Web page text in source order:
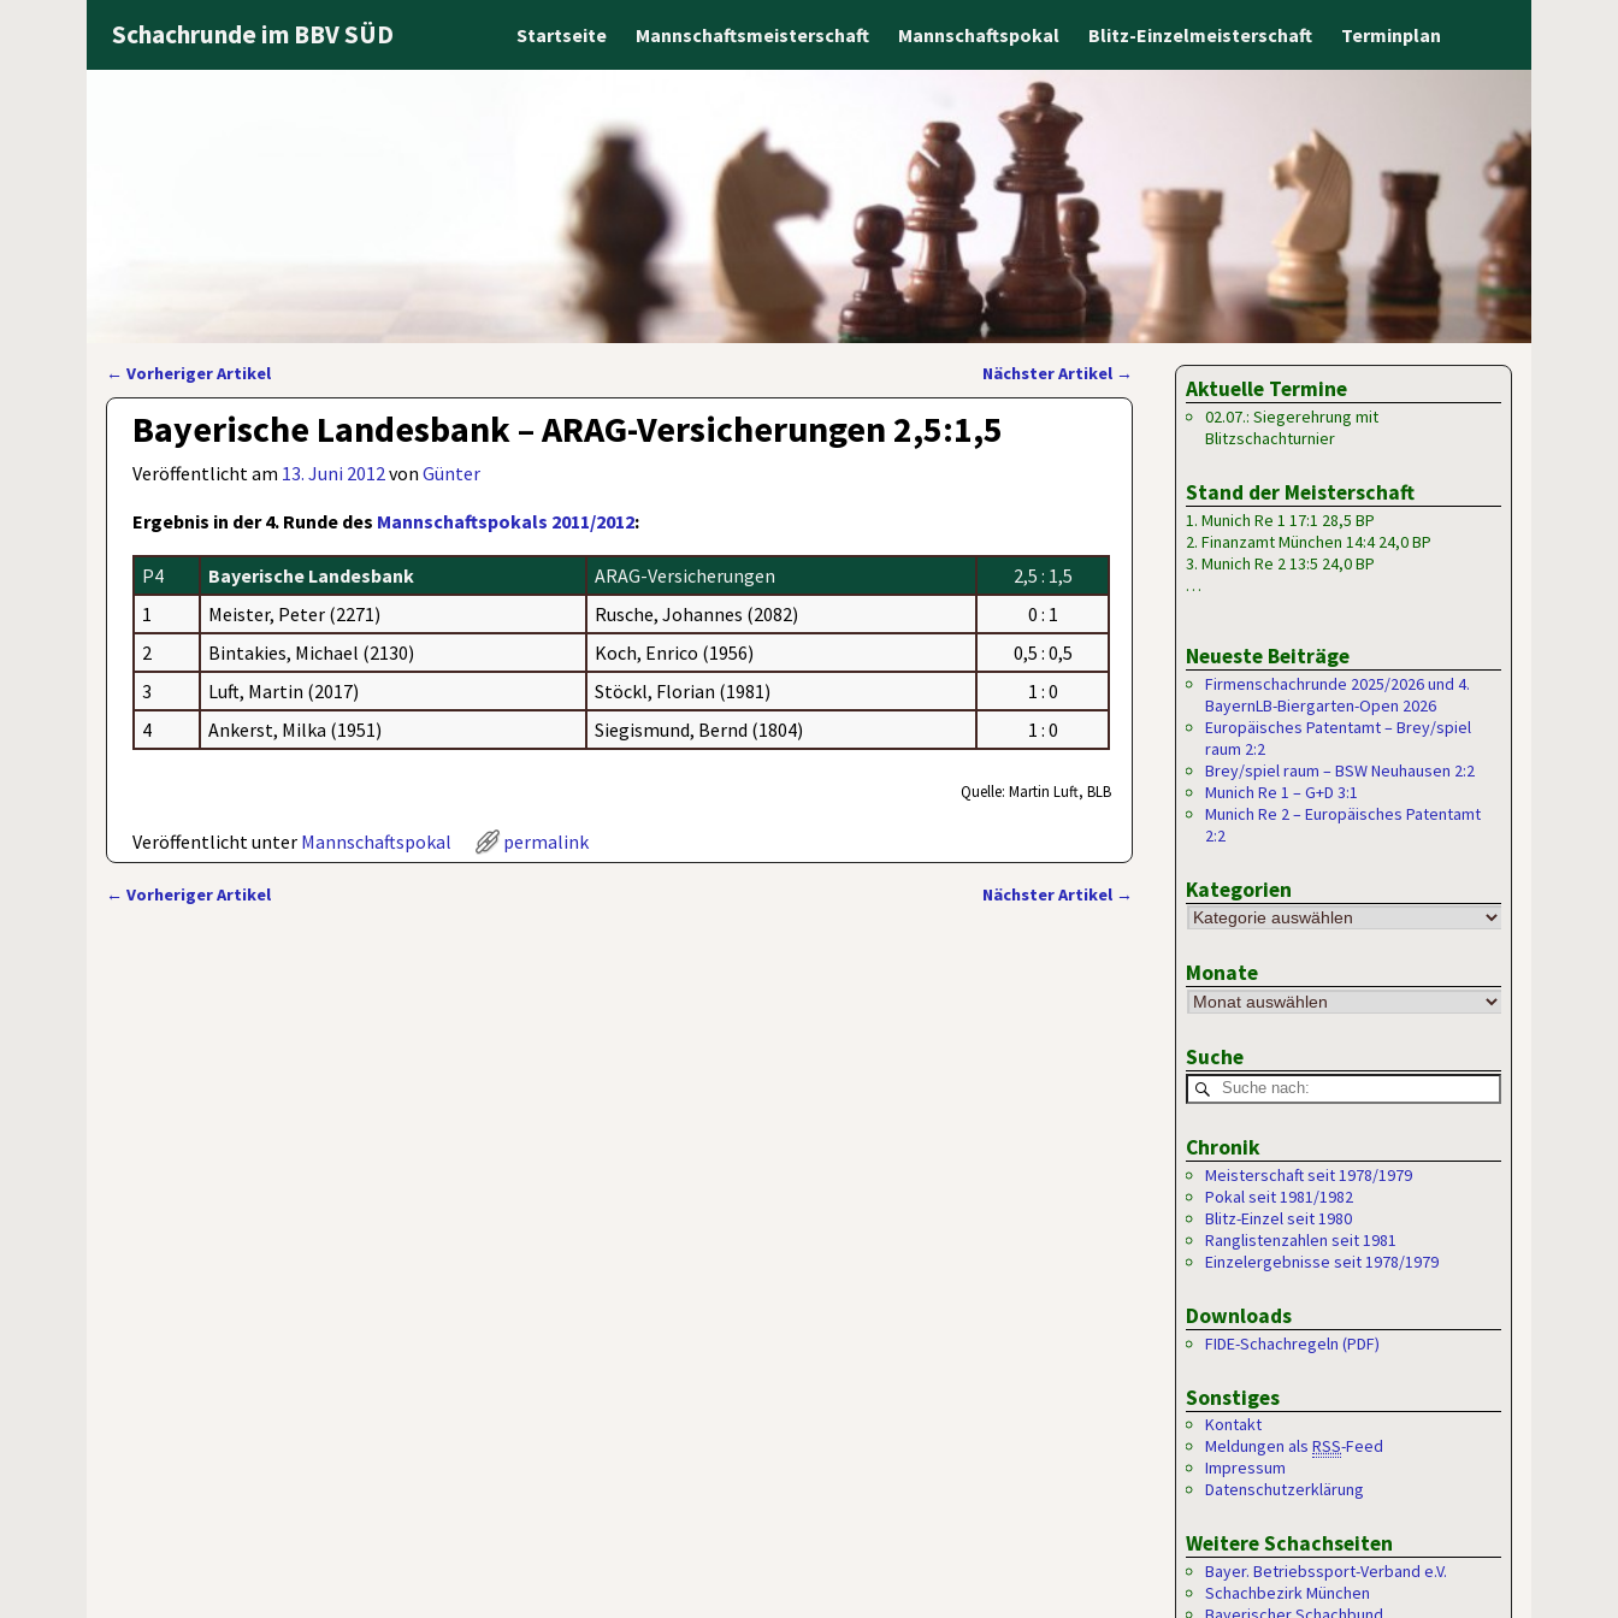
Schachrunde im BBV SÜD Startseite Mannschaftsmeisterschaft Mannschaftspokal Blitz-Einzelmeisterschaft Terminplan
Artikelnavigation
← Vorheriger Artikel Nächster Artikel →
Bayerische Landesbank – ARAG-Versicherungen 2,5:1,5
Veröffentlicht am 13. Juni 2012 vonGünter
Ergebnis in der 4. Runde des Mannschaftspokals 2011/2012:
P4 Bayerische Landesbank ARAG-Versicherungen
2,5 : 1,5
1
Meister, Peter (2271) Rusche, Johannes (2082)
0 : 1
2
Bintakies, Michael (2130) Koch, Enrico (1956)
0,5 : 0,5
3
Luft, Martin (2017) Stöckl, Florian (1981)
1 : 0
4
Ankerst, Milka (1951) Siegismund, Bernd (1804) 1 : 0
Quelle: Martin Luft, BLB
Veröffentlicht unter Mannschaftspokal permalink
← Vorheriger Artikel Nächster Artikel →
Aktuelle Termine
02.07.: Siegerehrung mit
Blitzschachturnier
Stand der Meisterschaft
1. Munich Re 1 17:1 28,5 BP
2. Finanzamt München 14:4 24,0 BP
3. Munich Re 2 13:5 24,0 BP
…
Neueste Beiträge
Firmenschachrunde 2025/2026 und 4.
BayernLB-Biergarten-Open 2026
Europäisches Patentamt – Brey/spiel
raum 2:2
Brey/spiel raum – BSW Neuhausen 2:2
Munich Re 1 – G+D 3:1
Munich Re 2 – Europäisches Patentamt
2:2
Kategorien
Monate
Suche
Chronik
Meisterschaft seit 1978/1979
Pokal seit 1981/1982
Blitz-Einzel seit 1980
Ranglistenzahlen seit 1981
Einzelergebnisse seit 1978/1979
Downloads
FIDE-Schachregeln (PDF)
Sonstiges
Kontakt
Meldungen alsRSS-Feed
Impressum
Datenschutzerklärung
Weitere Schachseiten
Bayer. Betriebssport-Verband e.V.
Schachbezirk München